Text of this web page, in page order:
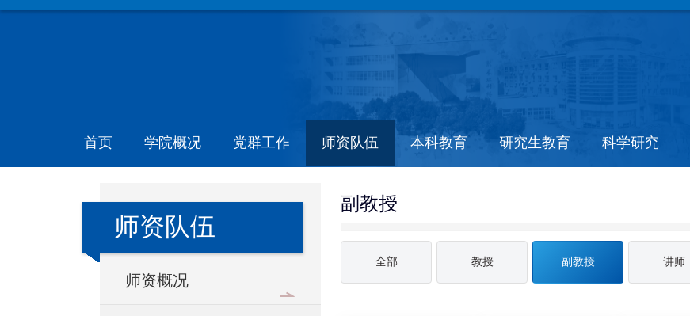
首页 学院概况 党群工作 师资队伍 本科教育 研究生教育 科学研究
师资队伍
师资概况
副教授
全部 教授 副教授 讲师